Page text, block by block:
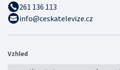
261 136 113
info@ceskatelevize.cz
Vzhled